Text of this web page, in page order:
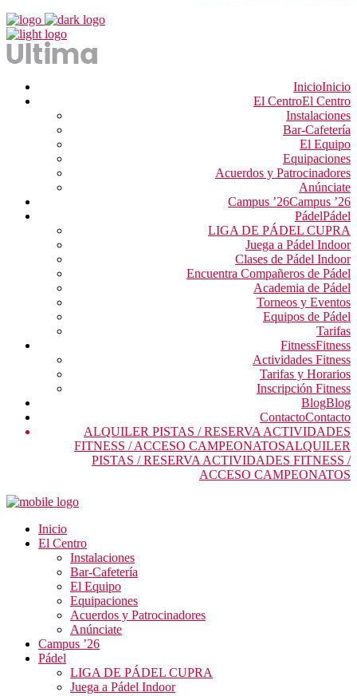
InicioInicio
El CentroEl Centro
Instalaciones
Bar-Cafetería
El Equipo
Equipaciones
Acuerdos y Patrocinadores
Anúnciate
Campus ’26Campus ’26
PádelPádel
LIGA DE PÁDEL CUPRA
Juega a Pádel Indoor
Clases de Pádel Indoor
Encuentra Compañeros de Pádel
Academia de Pádel
Torneos y Eventos
Equipos de Pádel
Tarifas
FitnessFitness
Actividades Fitness
Tarifas y Horarios
Inscripción Fitness
BlogBlog
ContactoContacto
ALQUILER PISTAS / RESERVA ACTIVIDADES
FITNESS / ACCESO CAMPEONATOSALQUILER
PISTAS / RESERVA ACTIVIDADES FITNESS /
ACCESO CAMPEONATOS
Inicio
El Centro
Instalaciones
Bar-Cafetería
El Equipo
Equipaciones
Acuerdos y Patrocinadores
Anúnciate
Campus ’26
Pádel
LIGA DE PÁDEL CUPRA
Juega a Pádel Indoor